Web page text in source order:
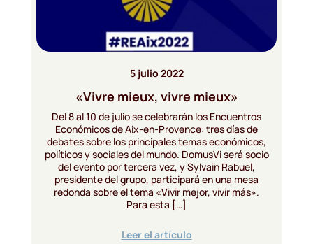
5 julio 2022
«Vivre mieux, vivre mieux»
Del 8 al 10 de julio se celebrarán los Encuentros
Económicos de Aix-en-Provence: tres días de
debates sobre los principales temas económicos,
políticos y sociales del mundo. DomusVi será socio
del evento por tercera vez, y Sylvain Rabuel,
presidente del grupo, participará en una mesa
redonda sobre el tema «Vivir mejor, vivir más».
Para esta […]
Leer el artículo